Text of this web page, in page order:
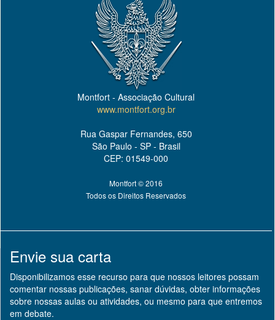
Montfort - Associação Cultural
www.montfort.org.br
Rua Gaspar Fernandes, 650
São Paulo - SP - Brasil
CEP: 01549-000
Montfort © 2016
Todos os Direitos Reservados
Envie sua carta
Disponibilizamos esse recurso para que nossos leitores possam
comentar nossas publicações, sanar dúvidas, obter informações
sobre nossas aulas ou atividades, ou mesmo para que entremos
em debate.